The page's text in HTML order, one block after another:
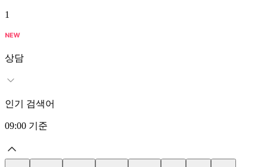
1
상담
인기 검색어
09:00 기준